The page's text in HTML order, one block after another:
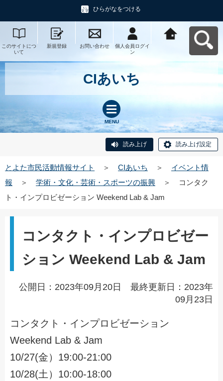
ひらがなをつける
このサイトにつ
いて
新規登録 お問い合わせ
個人会員ログイ
ン
CIあいち
MENU
読み上げ 読み上げ設定
とよた市民活動情報サイト ＞ CIあいち ＞
イベント情
報
＞ 学術・文化・芸術・スポーツの振興 ＞
コンタク
ト・インプロビゼーション Weekend Lab & Jam
コンタクト・インプロビゼー
ション Weekend Lab & Jam
公開日：2023年09月20日 最終更新日：2023年
09月23日
コンタクト・インプロビゼーション
Weekend Lab & Jam
10/27(金）19:00-21:00
10/28(土）10:00-18:00